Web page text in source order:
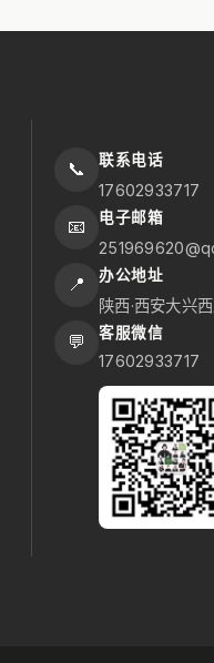
📞 联系电话
17602933717
📧 电子邮箱
📍 办公地址
陕西·西安大兴
💬 客服微信
17602933717